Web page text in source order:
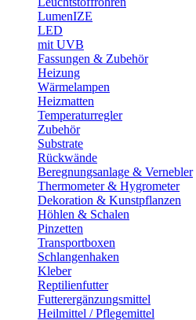
LumenIZE
LED
mit UVB
Fassungen & Zubehör
Heizung
Wärmelampen
Heizmatten
Temperaturregler
Zubehör
Substrate
Rückwände
Beregnungsanlage & Vernebler
Thermometer & Hygrometer
Dekoration & Kunstpflanzen
Höhlen & Schalen
Pinzetten
Transportboxen
Schlangenhaken
Kleber
Reptilienfutter
Futterergänzungsmittel
Heilmittel / Pflegemittel